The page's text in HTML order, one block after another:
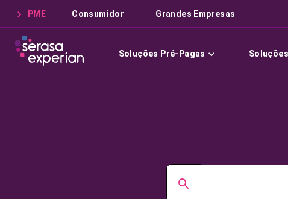
PME Consumidor Grandes Empresas
Soluções Pré-Pagas